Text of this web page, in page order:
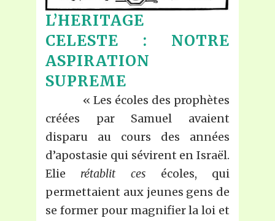
L’HERITAGE
CELESTE : NOTRE
ASPIRATION
SUPREME
« Les écoles des prophètes
créées par Samuel avaient
disparu au cours des années
d’apostasie qui sévirent en Israël.
Elie rétablit ces écoles, qui
permettaient aux jeunes gens de
se former pour magnifier la loi et